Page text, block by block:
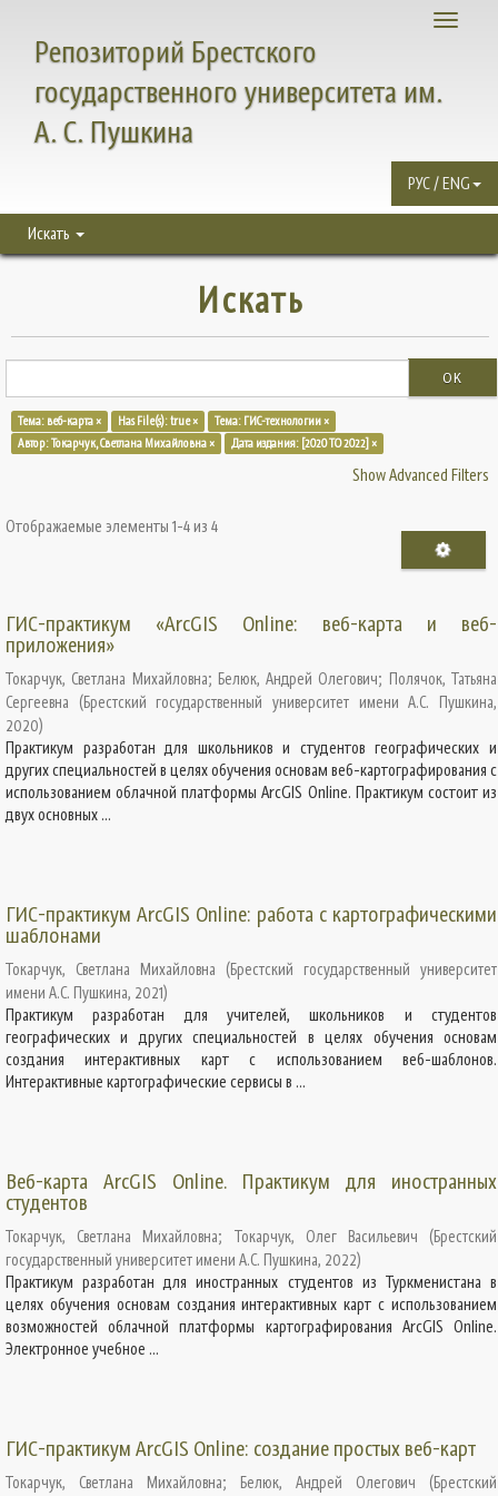
Toggle
Репозиторий Брестского
государственного университета им.
А. С. Пушкина
РУС / ENG
Искать
Искать
OK
Тема: веб-карта × Has File(s): true ×
Тема: ГИС-технологии ×
Автор: Токарчук, Светлана Михайловна ×
Дата издания: [2020 TO 2022] ×
Show Advanced Filters
Отображаемые элементы 1-4 из 4
ГИС-практикум «ArcGIS Online: веб-карта и веб-
приложения»
Токарчук, Светлана Михайловна; Белюк, Андрей Олегович; Полячок, Татьяна
Сергеевна
(Брестский государственный университет имени А.С. Пушкина,
2020)
Практикум разработан для школьников и студентов географических и
других специальностей в целях обучения основам веб-картографирования с
использованием облачной платформы ArcGIS Online. Практикум состоит из
двух основных ...
ГИС-практикум ArcGIS Online: работа с картографическими
шаблонами
Токарчук, Светлана Михайловна (Брестский государственный университет
имени А.С. Пушкина, 2021)
Практикум разработан для учителей, школьников и студентов
географических и других специальностей в целях обучения основам
создания интерактивных карт с использованием веб-шаблонов.
Интерактивные картографические сервисы в ...
Веб-карта ArcGIS Online. Практикум для иностранных
студентов
Токарчук, Светлана Михайловна; Токарчук, Олег Васильевич (Брестский
государственный университет имени А.С. Пушкина, 2022)
Практикум разработан для иностранных студентов из Туркменистана в
целях обучения основам создания интерактивных карт с использованием
возможностей облачной платформы картографирования ArcGIS Online.
Электронное учебное ...
ГИС-практикум ArcGIS Online: создание простых веб-карт
Токарчук, Светлана Михайловна; Белюк, Андрей Олегович (Брестский